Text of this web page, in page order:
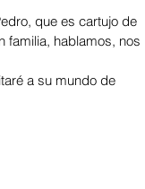
que es cartujo de
familia, hablamos, nos
a su mundo de